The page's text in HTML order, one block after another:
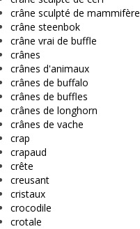
crâne sculpté de mammifère
crâne steenbok
crâne vrai de buffle
crânes
crânes d'animaux
crânes de buffalo
crânes de buffles
crânes de longhorn
crânes de vache
crap
crapaud
crête
creusant
cristaux
crocodile
crotale